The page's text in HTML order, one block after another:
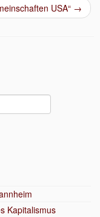
USA“ →
Kapitalismus